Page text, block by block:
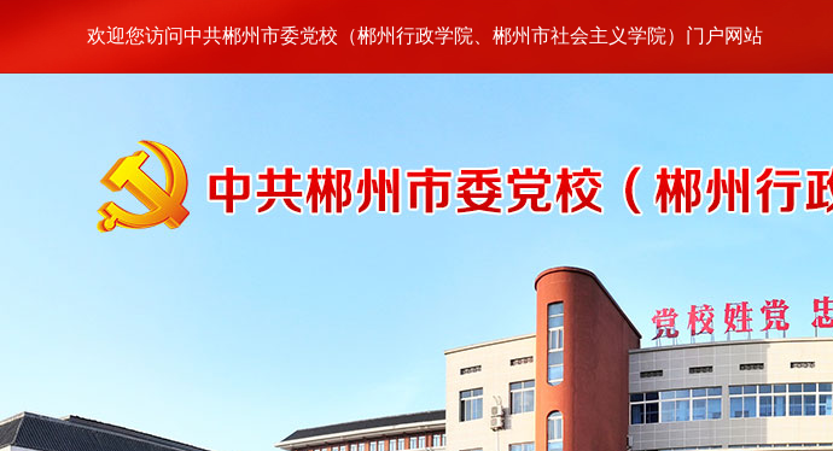
欢迎您访问中共郴州市委党校（郴州行政学院、郴州市社会主义学院）门户网站